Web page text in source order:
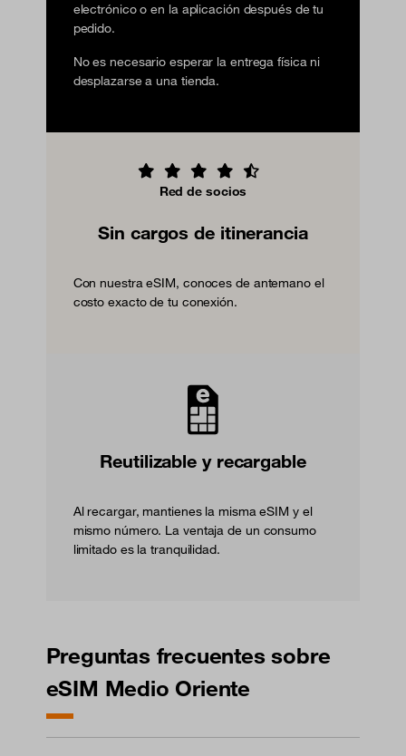
electrónico o en la aplicación después de tu
pedido.
No es necesario esperar la entrega física ni
desplazarse a una tienda.
Red de socios
Sin cargos de itinerancia
Con nuestra eSIM, conoces de antemano el
costo exacto de tu conexión.
Reutilizable y recargable
Al recargar, mantienes la misma eSIM y el
mismo número. La ventaja de un consumo
limitado es la tranquilidad.
Preguntas frecuentes sobre
eSIM Medio Oriente